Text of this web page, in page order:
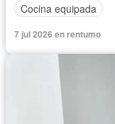
Cocina equipada
7 jul 2026 en rentumo